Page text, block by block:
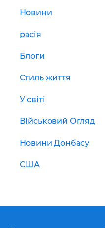
Новини
расія
Блоги
Стиль життя
У світі
Військовий Огляд
Новини Донбасу
США